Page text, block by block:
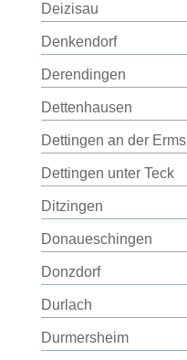
Deizisau
Denkendorf
Derendingen
Dettenhausen
Dettingen an der Erms
Dettingen unter Teck
Ditzingen
Donaueschingen
Donzdorf
Durlach
Durmersheim